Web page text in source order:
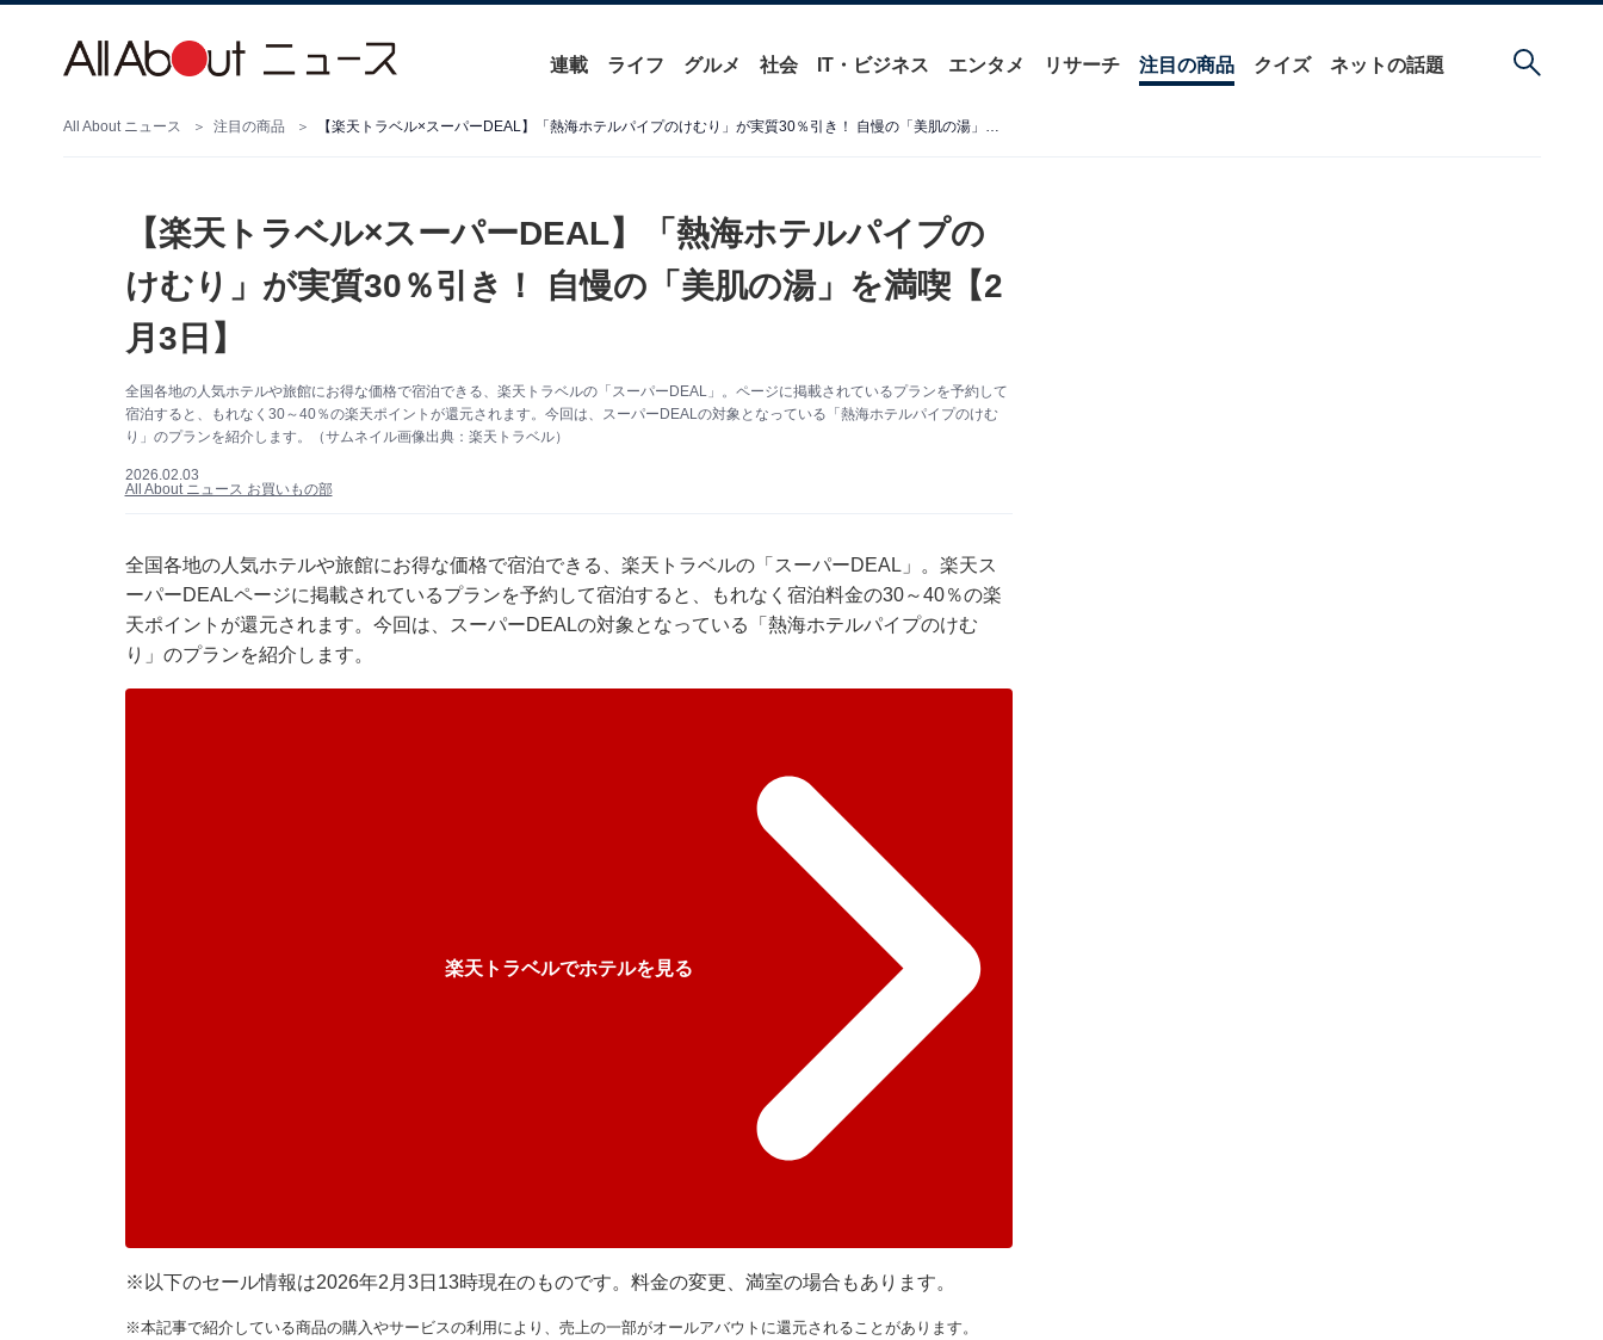
連載 ライフ グルメ 社会 IT・ビジネス エンタメ リサーチ 注目の商品 クイズ ネットの話題
All About ニュース 注目の商品 【楽天トラベル×スーパーDEAL】「熱海ホテルパイプのけむり」が実質30％引き！ 自慢の「美肌の湯」を満喫【2月3日】
【楽天トラベル×スーパーDEAL】「熱海ホテルパイプの
けむり」が実質30％引き！ 自慢の「美肌の湯」を満喫【2
月3日】
全国各地の人気ホテルや旅館にお得な価格で宿泊できる、楽天トラベルの「スーパーDEAL」。ページに掲載されているプランを予約して
宿泊すると、もれなく30～40％の楽天ポイントが還元されます。今回は、スーパーDEALの対象となっている「熱海ホテルパイプのけむ
り」のプランを紹介します。（サムネイル画像出典：楽天トラベル）
2026.02.03
All About ニュース お買いもの部
全国各地の人気ホテルや旅館にお得な価格で宿泊できる、楽天トラベルの「スーパーDEAL」。楽天ス
ーパーDEALページに掲載されているプランを予約して宿泊すると、もれなく宿泊料金の30～40％の楽
天ポイントが還元されます。今回は、スーパーDEALの対象となっている「熱海ホテルパイプのけむ
り」のプランを紹介します。
楽天トラベルでホテルを見る
※以下のセール情報は2026年2月3日13時現在のものです。料金の変更、満室の場合もあります。
※本記事で紹介している商品の購入やサービスの利用により、売上の一部がオールアバウトに還元されることがあります。